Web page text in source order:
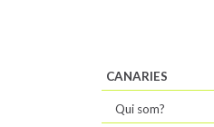
CANARIES
Qui som?